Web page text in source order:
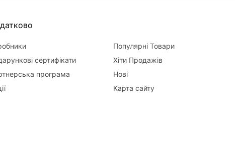
сертифікати
програма
Популярні Товари
Хіти Продажів
Нові
Карта сайту